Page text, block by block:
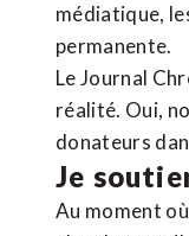
médiatique,
permanente.
Le Journal
réalité. Oui,
donateurs
Je
Au moment